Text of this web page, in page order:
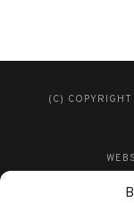
(C)